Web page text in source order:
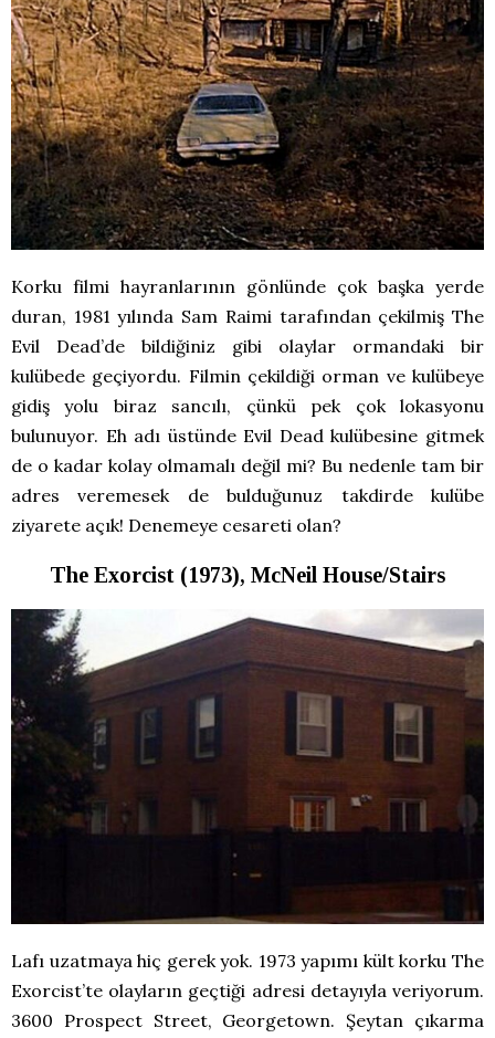
Korku filmi hayranlarının gönlünde çok başka yerde
duran, 1981 yılında Sam Raimi tarafından çekilmiş The
Evil Dead’de bildiğiniz gibi olaylar ormandaki bir
kulübede geçiyordu. Filmin çekildiği orman ve kulübeye
gidiş yolu biraz sancılı, çünkü pek çok lokasyonu
bulunuyor. Eh adı üstünde Evil Dead kulübesine gitmek
de o kadar kolay olmamalı değil mi? Bu nedenle tam bir
adres veremesek de bulduğunuz takdirde kulübe
ziyarete açık! Denemeye cesareti olan?
The Exorcist (1973), McNeil House/Stairs
Lafı uzatmaya hiç gerek yok. 1973 yapımı kült korku The
Exorcist’te olayların geçtiği adresi detayıyla veriyorum.
3600 Prospect Street, Georgetown. Şeytan çıkarma